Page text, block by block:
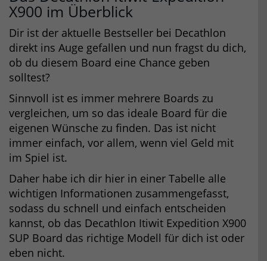
X900 im Überblick
Dir ist der aktuelle Bestseller bei Decathlon
direkt ins Auge gefallen und nun fragst du dich,
ob du diesem Board eine Chance geben
solltest?
Sinnvoll ist es immer mehrere Boards zu
vergleichen, um so das ideale Board für die
eigenen Wünsche zu finden. Das ist nicht
immer einfach, vor allem, wenn viel Geld mit
im Spiel ist.
Daher habe ich dir hier in einer Tabelle alle
wichtigen Informationen zusammengefasst,
sodass du schnell und einfach entscheiden
kannst, ob das Decathlon Itiwit Expedition X900
SUP Board das richtige Modell für dich ist oder
eben nicht.